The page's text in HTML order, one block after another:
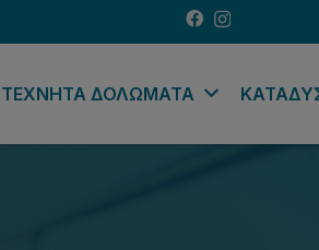
ΤΕΧΝΗΤΑ ΔΟΛΩΜΑΤΑ